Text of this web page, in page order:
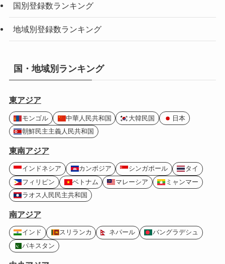
国別登録数ランキング
地域別登録数ランキング
国・地域別ランキング
東アジア
モンゴル 中華人民共和国 大韓民国
日本
朝鮮民主主義人民共和国
東南アジア
インドネシア カンボジア シンガポール
タイ
フィリピン
ベトナム マレーシア
ミャンマー
ラオス人民民主共和国
南アジア
インド スリランカ ネパール
バングラデシュ
パキスタン